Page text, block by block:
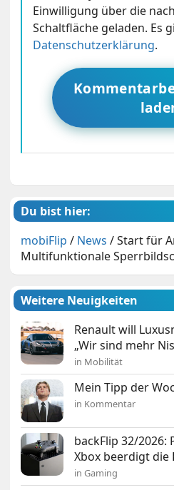
Einwilligung über die
Schaltfläche geladen. Es
Datenschutzerklärung.
Du bist hier:
mobiFlip / News /Start für
Multifunktionale
Weitere Neuigkeiten
Renault will
„Wir sind mehr
in Mobilität
Mein Tipp der
in Kommentar
backFlip 32/2026:
Xbox beerdigt die
in Gaming